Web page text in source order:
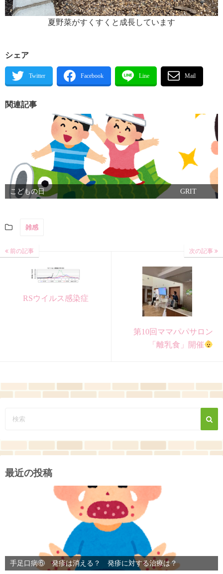
夏野菜がすくすくと成長しています
シェア
関連記事
こどもの日 GRIT
雑感
前の記事
RSウイルス感染症
次の記事
第10回ママパパサロン
「離乳食」開催
最近の投稿
手足口病⑥ 発疹は消える？ 発疹に対する治療は？